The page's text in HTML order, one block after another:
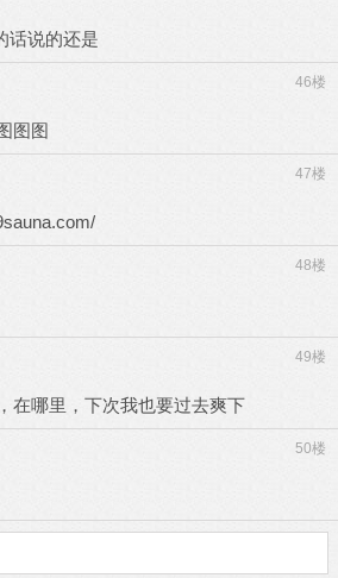
话说的还是
46楼
图图
47楼
48楼
49楼
在哪里，下次我也要过去爽下
50楼